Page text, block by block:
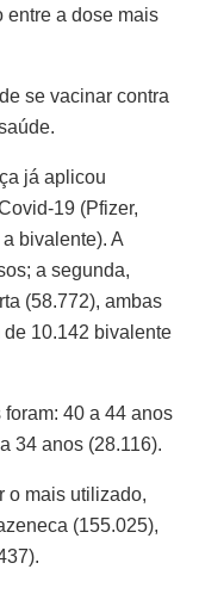
entre a dose mais
se vacinar contra
já aplicou
19 (Pfizer,
bivalente). A
a segunda,
(58.772), ambas
10.142 bivalente
40 a 44 anos
34 anos (28.116).
o mais utilizado,
(155.025),